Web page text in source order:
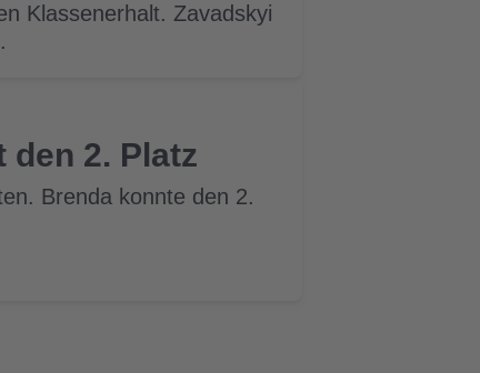
Klassenerhalt. Zavadskyi
den 2. Platz
Brenda konnte den 2.